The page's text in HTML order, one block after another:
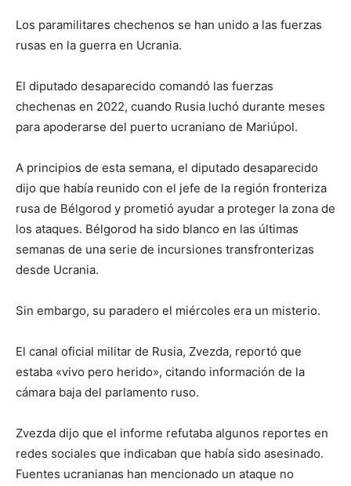
Los paramilitares chechenos se han unido a las fuerzas
rusas en la guerra en Ucrania.
El diputado desaparecido comandó las fuerzas
chechenas en 2022, cuando Rusia luchó durante meses
para apoderarse del puerto ucraniano de Mariúpol.
A principios de esta semana, el diputado desaparecido
dijo que había reunido con el jefe de la región fronteriza
rusa de Bélgorod y prometió ayudar a proteger la zona de
los ataques. Bélgorod ha sido blanco en las últimas
semanas de una serie de incursiones transfronterizas
desde Ucrania.
Sin embargo, su paradero el miércoles era un misterio.
El canal oficial militar de Rusia, Zvezda, reportó que
estaba «vivo pero herido», citando información de la
cámara baja del parlamento ruso.
Zvezda dijo que el informe refutaba algunos reportes en
redes sociales que indicaban que había sido asesinado.
Fuentes ucranianas han mencionado un ataque no